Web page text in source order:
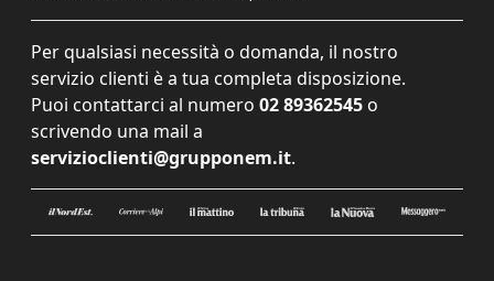
Per qualsiasi necessità o domanda, il nostro
servizio clienti è a tua completa disposizione.
Puoi contattarci al numero 02 89362545 o
scrivendo una mail a
servizioclienti@grupponem.it.